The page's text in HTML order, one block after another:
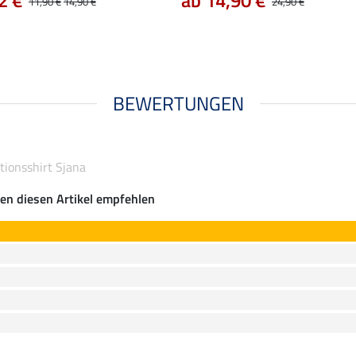
BEWERTUNGEN
Sjana
diesen Artikel empfehlen